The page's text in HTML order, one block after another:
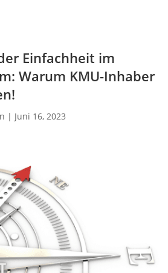
Einfachheit im
Warum KMU-Inhaber
| Juni 16, 2023